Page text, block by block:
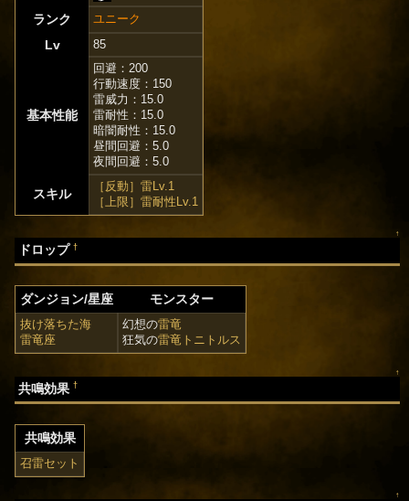
ランク
ユニーク
Lv 85
基本性能
回避：200
行動速度：150
雷威力：15.0
雷耐性：15.0
暗闇耐性：15.0
昼間回避：5.0
夜間回避：5.0
スキル
［反動］雷Lv.1
［上限］雷耐性Lv.1
↑
ドロップ†
ダンジョン/星座 モンスター
抜け落ちた海
雷竜座
幻想の雷竜
狂気の雷竜トニトルス
↑
共鳴効果†
共鳴効果
召雷セット
↑